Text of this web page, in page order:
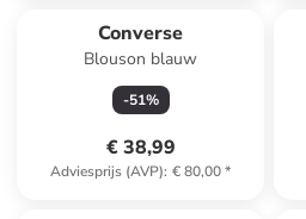
Converse
Blouson blauw
-51%
€ 38,99
Adviesprijs (AVP): € 80,00*